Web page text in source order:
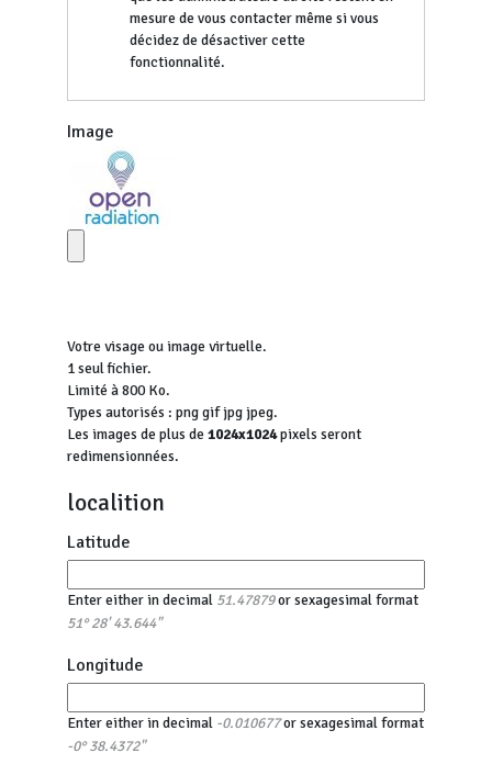
mesure de vous contacter même si vous
décidez de désactiver cette
fonctionnalité.
Image
Votre visage ou image virtuelle.
1 seul fichier.
Limité à 800 Ko.
Types autorisés : png gif jpg jpeg.
Les images de plus de 1024x1024pixels seront
redimensionnées.
localition
Latitude
Enter either in decimal 51.47879or sexagesimal format
51° 28' 43.644"
Longitude
Enter either in decimal -0.010677or sexagesimal format
-0° 38.4372"